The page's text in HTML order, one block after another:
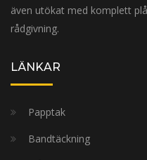
även utökat med komplett
rådgivning.
LÄNKAR
Papptak
Bandtäckning